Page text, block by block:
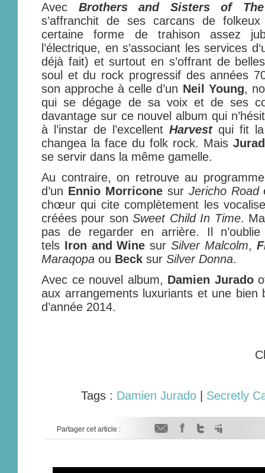
Avec Brothers and Sisters of
s’affranchit de ses carcans de
certaine forme de trahison assez
l’électrique, en s’associant les services
déjà fait) et surtout en s’offrant de
soul et du rock progressif des années
son approche à celle d’un Neil Young,
qui se dégage de sa voix et de ses
davantage sur ce nouvel album qui
à l’instar de l’excellent Harvestqui fit la
changea la face du folk rock. Mais
se servir dans la même gamelle.
Au contraire, on retrouve au
d’un Ennio Morriconesur Jericho Road
chœur qui cite complètement les
créées pour sonSweet Child In Time.
pas de regarder en arrière. Il
tels Iron and Wine surSilver Malcolm,
Maraqopa ou Beck sur Silver Donna.
Avec ce nouvel album, Damien Jurado
aux arrangements luxuriants et une bien
d’année 2014.
Tags : Damien Jurado Secretly
Partager cet article :